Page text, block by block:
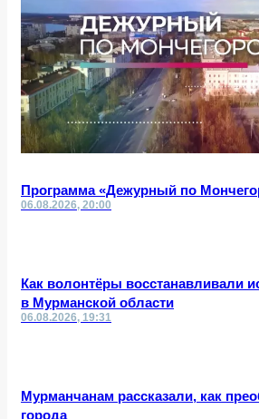
Программа «Дежурный по
06.08.2026, 20:00
Как волонтёры восстанавливали
в Мурманской области
06.08.2026, 19:31
Мурманчанам рассказали, как
города